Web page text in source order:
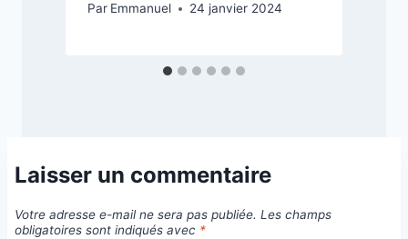
Par Emmanuel 24 janvier 2024
Laisser un commentaire
Votre adresse e-mail ne sera pas publiée. Les champs
obligatoires sont indiqués avec *